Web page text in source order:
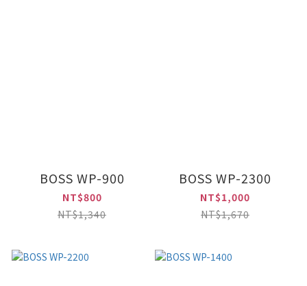
BOSS WP-900
NT$800
NT$1,340
BOSS WP-2300
NT$1,000
NT$1,670